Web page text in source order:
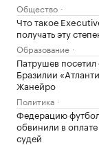
Общество
Что такое
получать эту
Образование
Патрушев
Бразилии
Жанейро
Политика
Федерацию
обвинили в
судей